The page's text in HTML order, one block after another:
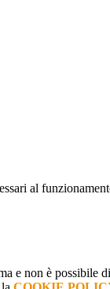
al
e non è possibile